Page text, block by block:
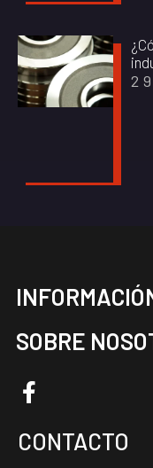
SOBRE
CONTACTO